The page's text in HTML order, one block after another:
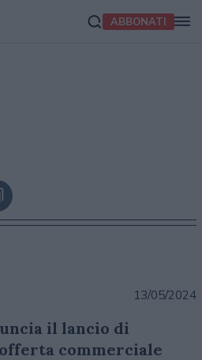
ABBONATI
13/05/2024
il lancio di
commerciale